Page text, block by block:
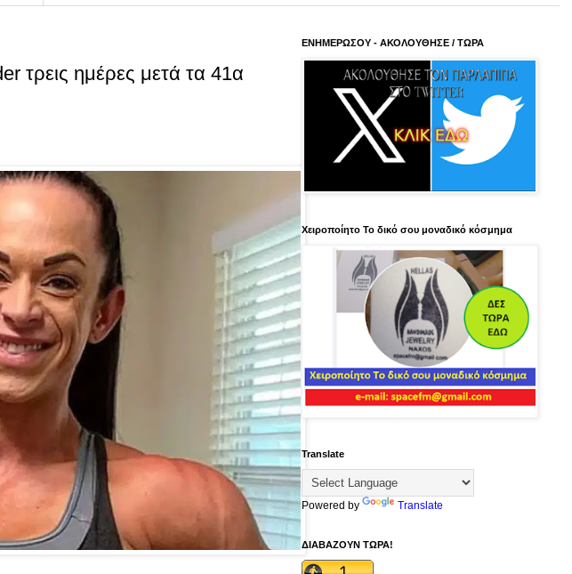
τρεις ημέρες μετά τα 41α
ΕΝΗΜΕΡΩΣΟΥ - ΑΚΟΛΟΥΘΗΣΕ / ΤΩΡΑ
Χειροποίητο Το δικό σου μοναδικό κόσμημα
Translate
Powered by Translate
ΔΙΑΒΑΖΟΥΝ ΤΩΡΑ!